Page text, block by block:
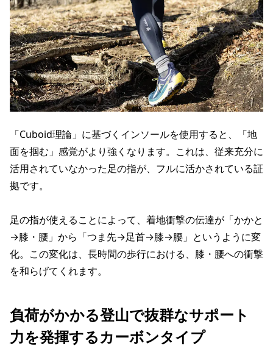
「Cuboid理論」に基づくインソールを使用すると、「地
面を掴む」感覚がより強くなります。これは、従来充分に
活用されていなかった足の指が、フルに活かされている証
拠です。
足の指が使えることによって、着地衝撃の伝達が「かかと
→膝・腰」から「つま先→足首→膝→腰」というように変
化。この変化は、長時間の歩行における、膝・腰への衝撃
を和らげてくれます。
負荷がかかる登山で抜群なサポート
力を発揮するカーボンタイプ